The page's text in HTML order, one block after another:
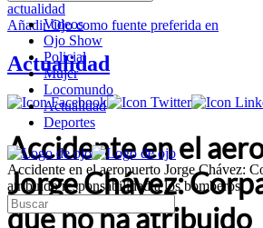
Videos
Ojo Show
Policial
Mujer
Locomundo
Actualidad
Deportes
Accidente en el aeropuerto Jorge Chávez:
atribuido responsabilidad a los bomberos
actualidad
AñadirOjocomo fuente preferida en
Actualidad
Accidente en el
Jorge Chávez:
que no ha atribuido